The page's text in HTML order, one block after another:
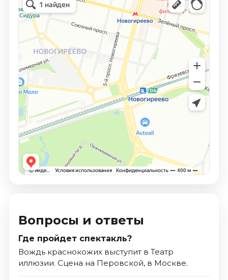
Вопросы и ответы
Где пройдет спектакль?
Вождь краснокожих выступит в Театр
иллюзии. Сцена на Перовской, в Москве.